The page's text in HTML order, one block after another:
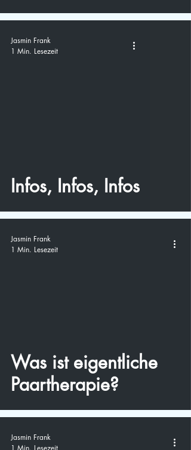
Infos, Infos, Infos
Jasmin Frank
1 Min. Lesezeit
Was ist eigentliche
Paartherapie?
Jasmin Frank
1 Min. Lesezeit
Jasmin Frank
1 Min. Lesezeit